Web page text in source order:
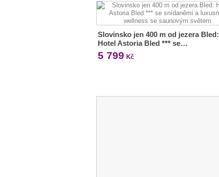
Slovinsko jen 400 m od jezera Bled:
Hotel Astoria Bled *** se…
5 799 Kč